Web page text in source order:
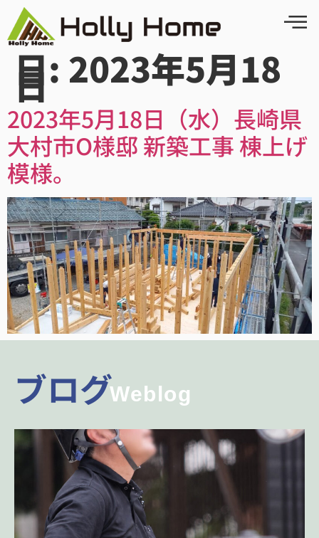
日: 2023年5月18
日
2023年5月18日（水）長崎県
大村市O様邸 新築工事 棟上げ
模様。
Weblog
ブログ